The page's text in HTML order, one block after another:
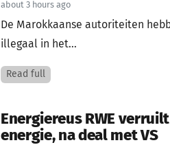
about 3 hours ago
De Marokkaanse autoriteiten
illegaal in het...
Read full
Energiereus RWE
energie, na deal met VS